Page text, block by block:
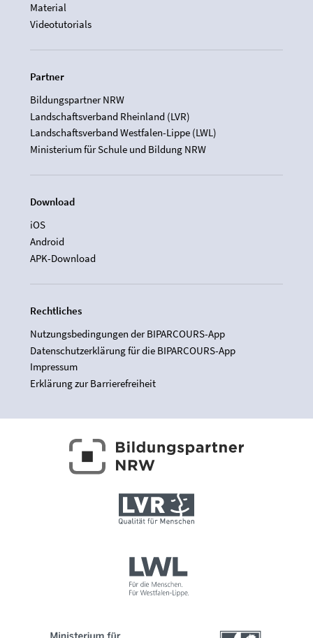
Material
Videotutorials
Partner
Bildungspartner NRW
Landschaftsverband Rheinland (LVR)
Landschaftsverband Westfalen-Lippe (LWL)
Ministerium für Schule und Bildung NRW
Download
iOS
Android
APK-Download
Rechtliches
Nutzungsbedingungen der BIPARCOURS-App
Datenschutzerklärung für die BIPARCOURS-App
Impressum
Erklärung zur Barrierefreiheit